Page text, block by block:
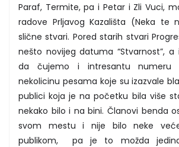
Paraf, Termite, pa i Petar i Zli Vuci,
radove Prljavog Kazališta (Neka te
slične stvari. Pored starih stvari
nešto novijeg datuma “Stvarnost”, a
da čujemo i intresantu numeru
nekolicinu pesama koje su izazvale
publici koja je na početku bila više
nekako bilo i na bini. Članovi benda
svom mestu i nije bilo neke
publikom, pa je to možda